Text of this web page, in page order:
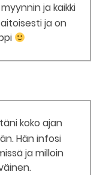
ja kaikki
ja on
koko ajan
Hän infosi
ja milloin